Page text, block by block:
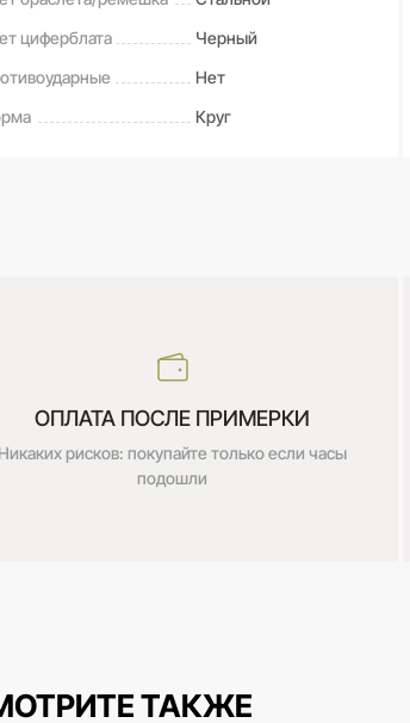
циферблата
Черный
Нет
Круг
ОПЛАТА ПОСЛЕ ПРИМЕРКИ
Никаких рисков: покупайте только если часы
подошли
ТАКЖЕ